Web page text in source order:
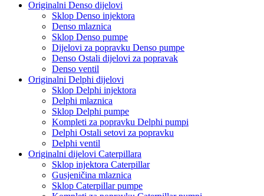
Originalni Denso dijelovi
Sklop Denso injektora
Denso mlaznica
Sklop Denso pumpe
Dijelovi za popravku Denso pumpe
Denso Ostali dijelovi za popravak
Denso ventil
Originalni Delphi dijelovi
Sklop Delphi injektora
Delphi mlaznica
Sklop Delphi pumpe
Kompleti za popravku Delphi pumpi
Delphi Ostali setovi za popravku
Delphi ventil
Originalni dijelovi Caterpillara
Sklop injektora Caterpillar
Gusjeničina mlaznica
Sklop Caterpillar pumpe